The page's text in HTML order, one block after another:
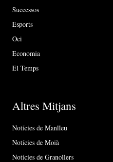
Successos
Esports
Oci
Economia
El Temps
Altres Mitjans
Notícies de Manlleu
Notícies de Moià
Notícies de Granollers